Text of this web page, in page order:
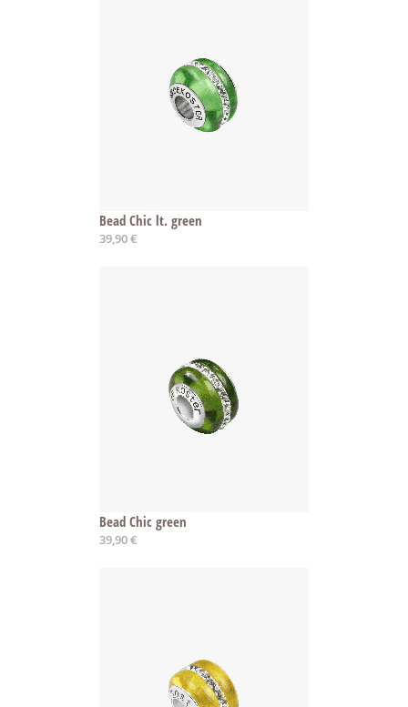
Bead Chic lt. green
39,90 €
Bead Chic green
39,90 €